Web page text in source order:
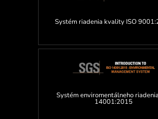
Systém riadenia kvality ISO
Systém enviromentálneho
14001:2015